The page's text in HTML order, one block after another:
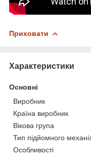
Приховати
Характеристики
Основні
Виробник
Країна виробник
Вікова група
Тип підйомного
Особливості